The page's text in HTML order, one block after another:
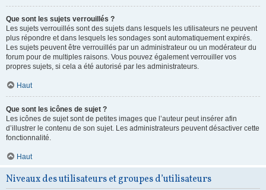
Que sont les sujets verrouillés ?
Les sujets verrouillés sont des sujets dans lesquels les utilisateurs ne peuvent
plus répondre et dans lesquels les sondages sont automatiquement expirés.
Les sujets peuvent être verrouillés par un administrateur ou un modérateur du
forum pour de multiples raisons. Vous pouvez également verrouiller vos
propres sujets, si cela a été autorisé par les administrateurs.
Haut
Que sont les icônes de sujet ?
Les icônes de sujet sont de petites images que l’auteur peut insérer afin
d’illustrer le contenu de son sujet. Les administrateurs peuvent désactiver cette
fonctionnalité.
Haut
Niveaux des utilisateurs et groupes d’utilisateurs